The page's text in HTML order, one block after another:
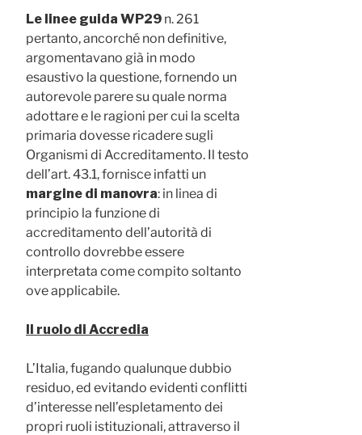
Le linee guida WP29 n. 261
pertanto, ancorché non definitive,
argomentavano già in modo
esaustivo la questione, fornendo un
autorevole parere su quale norma
adottare e le ragioni per cui la scelta
primaria dovesse ricadere sugli
Organismi di Accreditamento. Il testo
dell’art. 43.1, fornisce infatti un
margine di manovra: in linea di
principio la funzione di
accreditamento dell’autorità di
controllo dovrebbe essere
interpretata come compito soltanto
ove applicabile.
Il ruolo di Accredia
L’Italia, fugando qualunque dubbio
residuo, ed evitando evidenti conflitti
d’interesse nell’espletamento dei
propri ruoli istituzionali, attraverso il